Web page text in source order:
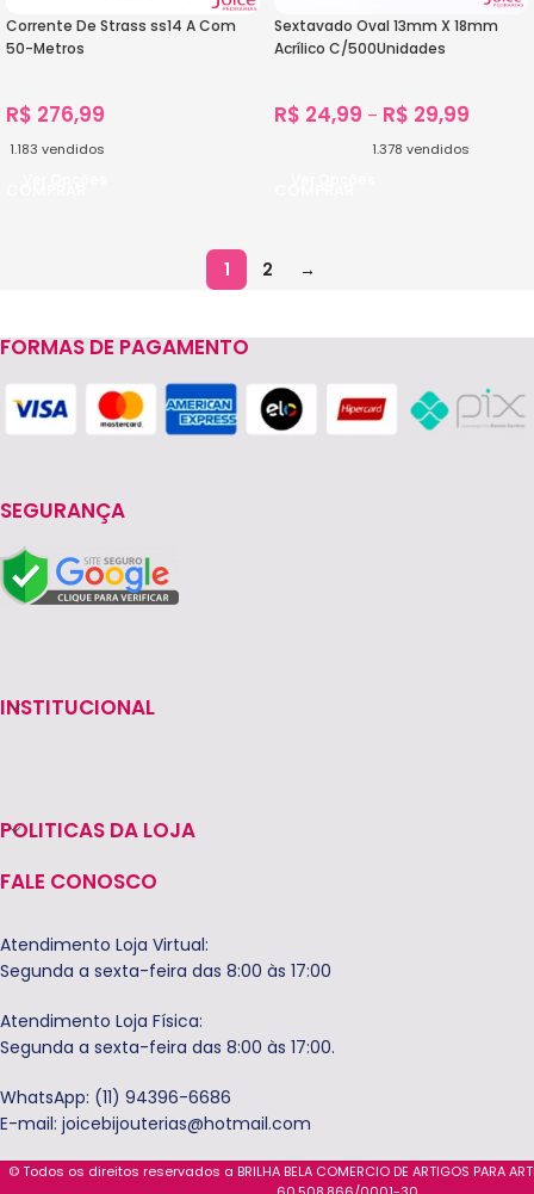
Corrente De Strass ss14 A Com
50-Metros
R$ 276,99
1.183 vendidos
Sextavado Oval 13mm X 18mm
Acrílico C/500Unidades
R$ 24,99 – R$ 29,99
1.378 vendidos
1 2 →
FORMAS DE PAGAMENTO
SEGURANÇA
INSTITUCIONAL
POLITICAS DA LOJA
FALE CONOSCO
Atendimento Loja Virtual:
Segunda a sexta-feira das 8:00 às 17:00
Atendimento Loja Física:
Segunda a sexta-feira das 8:00 às 17:00.
WhatsApp: (11) 94396-6686
E-mail: joicebijouterias@hotmail.com
© Todos os direitos reservados a BRILHA BELA COMERCIO DE ARTIGOS PARA